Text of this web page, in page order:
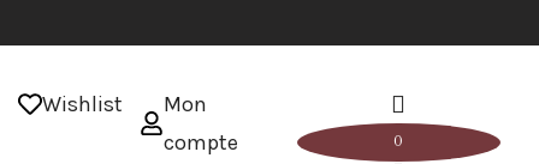
Wishlist
Mon
compte
0